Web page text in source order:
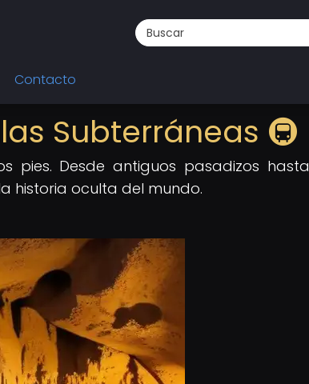
Contacto
Subterráneas 🚇
pies. Desde antiguos pasadizos hasta
historia oculta del mundo.